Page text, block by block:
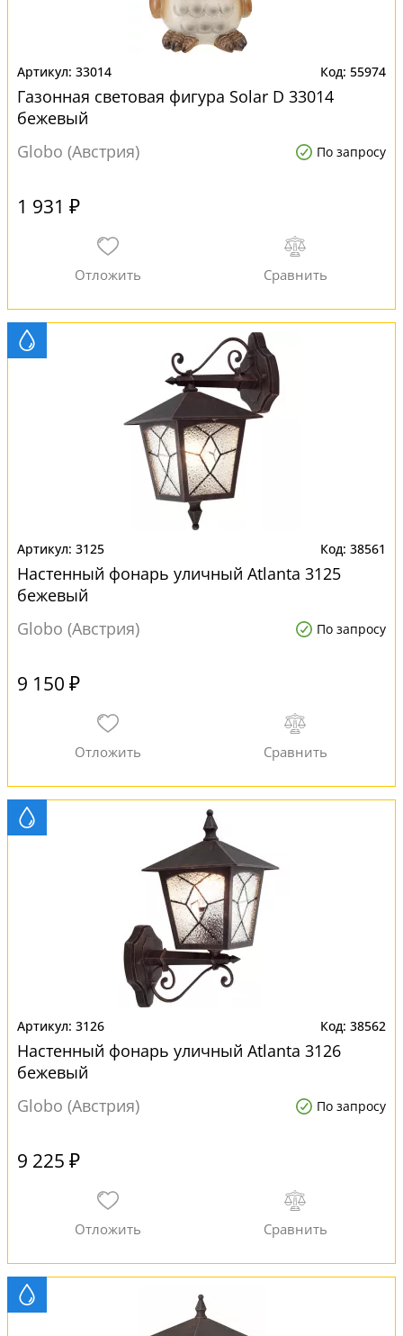
33014 55974
Газонная световая фигура Solar D 33014
бежевый
Globo (Австрия)
По запросу
1 931 ₽
3125 38561
Настенный фонарь уличный Atlanta 3125
бежевый
Globo (Австрия)
По запросу
9 150 ₽
3126 38562
Настенный фонарь уличный Atlanta 3126
бежевый
Globo (Австрия)
По запросу
9 225 ₽